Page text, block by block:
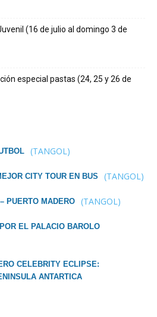
(16 de julio al domingo 3 de
especial pastas (24, 25 y 26 de
(TANGOL)
CITY TOUR EN BUS (TANGOL)
PUERTO MADERO (TANGOL)
EL PALACIO BAROLO
CELEBRITY ECLIPSE:
ANTARTICA